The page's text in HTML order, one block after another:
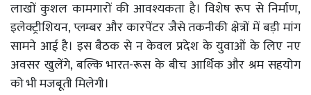
लाखों कुशल कामगारों की आवश्यकता है। विशेष रूप से निर्माण,
इलेक्ट्रीशियन, प्लम्बर और कारपेंटर जैसे तकनीकी क्षेत्रों में बड़ी मांग
सामने आई है। इस बैठक से न केवल प्रदेश के युवाओं के लिए नए
अवसर खुलेंगे, बल्कि भारत-रूस के बीच आर्थिक और श्रम सहयोग
को भी मजबूती मिलेगी।